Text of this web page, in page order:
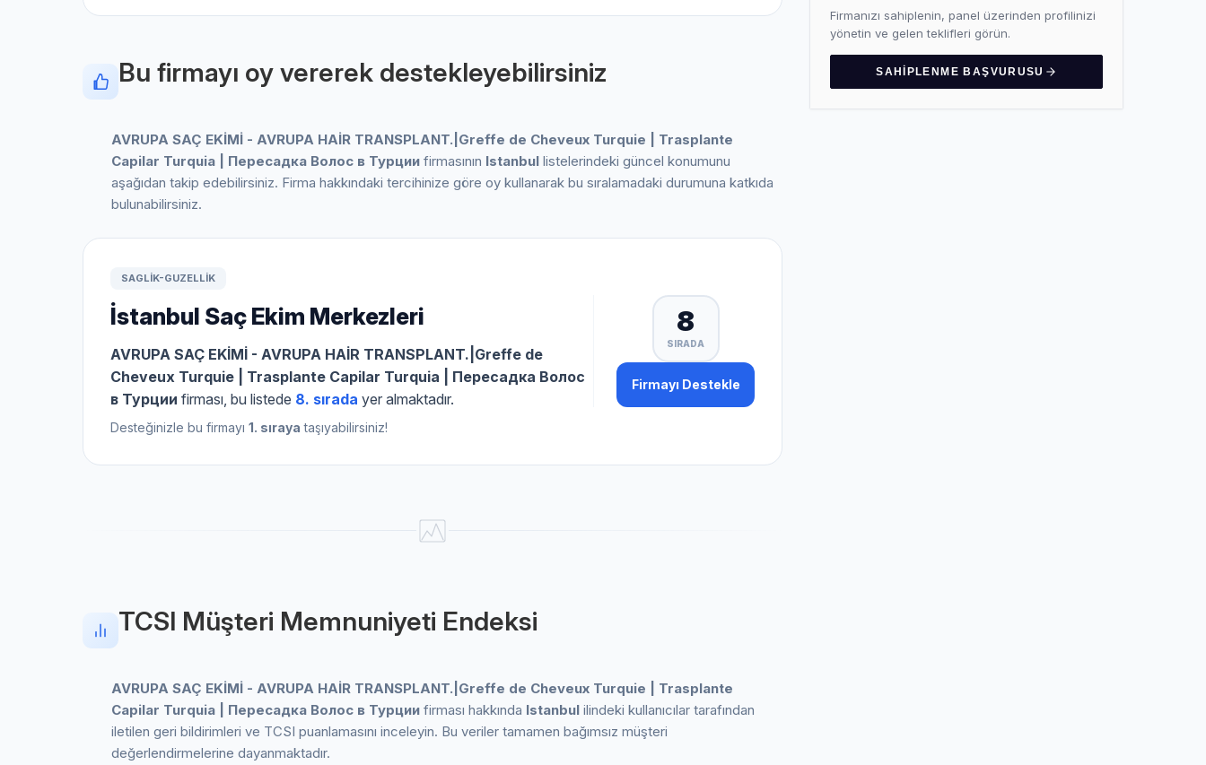
Bu firmayı oy vererek destekleyebilirsiniz
AVRUPA SAÇ EKİMİ - AVRUPA HAİR TRANSPLANT.|Greffe de Cheveux Turquie | Trasplante
Capilar Turquia | Пересадка Волос в Турции firmasının Istanbul listelerindeki güncel konumunu
aşağıdan takip edebilirsiniz. Firma hakkındaki tercihinize göre oy kullanarak bu sıralamadaki durumuna katkıda
bulunabilirsiniz.
SAGLIK-GUZELLIK
İstanbul Saç Ekim Merkezleri
AVRUPA SAÇ EKİMİ - AVRUPA HAİR TRANSPLANT.|Greffe de
Cheveux Turquie | Trasplante Capilar Turquia | Пересадка Волос
в Турции firması, bu listede 8. sırada yer almaktadır.
Desteğinizle bu firmayı 1. sıraya taşıyabilirsiniz!
8
SIRADA
Firmayı Destekle
TCSI Müşteri Memnuniyeti Endeksi
AVRUPA SAÇ EKİMİ - AVRUPA HAİR TRANSPLANT.|Greffe de Cheveux Turquie | Trasplante
Capilar Turquia | Пересадка Волос в Турции firması hakkında Istanbul ilindeki kullanıcılar tarafından
iletilen geri bildirimleri ve TCSI puanlamasını inceleyin. Bu veriler tamamen bağımsız müşteri
değerlendirmelerine dayanmaktadır.
Firmanızı sahiplenin, panel üzerinden profilinizi
yönetin ve gelen teklifleri görün.
SAHIPLENME BAŞVURUSU